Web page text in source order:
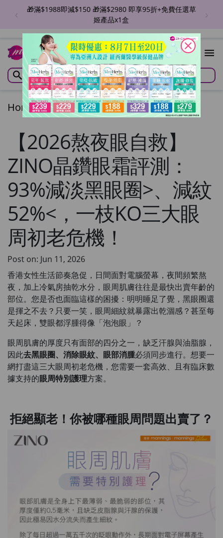
全場🎁滿$4980即享88折+免費任選草姬產品x1盒 優惠
至8月31日
Home/Articles/Articles
【2026熬夜眼自救】
ZINO晶鑽眼霜評測：
93%減淡黑眼圈>、減紋
52%<，一枝KO三大眼
周初老危機！
Post on: Jun 11, 2026
香港女性生活節奏急促，日間面對電腦螢幕，夜間頻繁熬
夜，加上冷氣房抽乾水分，眼周肌膚往往是最快出賣年齡的
部位。您是否也面臨這樣的困擾：明明睡足了覺，黑眼圈還
是揮之不去？只要一笑，眼周細紋就暴露出乾涸感？甚至每
天起床，雙眼都浮腫得像「泡泡眼」？
眼周肌膚的厚度只有面部的四分之一，缺乏汗腺與油脂腺，
因此去黑眼圈、消除眼紋、眼部消腫必須同步進行。想要一
網打盡這三大眼周初老危機，您需要一套高效、且有臨床數
據支持的眼周特別護理方案。
拒絕顯老！你被哪種眼周問題出賣了？
close